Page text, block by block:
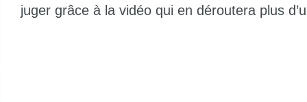
juger grâce à la vidéo qui en déroutera plus